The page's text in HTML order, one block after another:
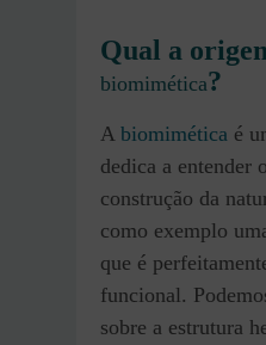
Qual a
biomimética?
A biomimética é
dedica a entender
construção da
como exemplo
que é
funcional.
sobre a estrutura